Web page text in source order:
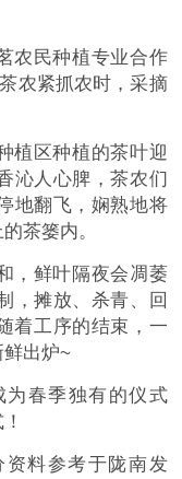
农民种植专业合作
农紧抓农时，采摘
植区种植的茶叶迎
沁人心脾，茶农们
地翻飞，娴熟地将
茶篓内。
，鲜叶隔夜会凋萎
，摊放、杀青、回
着工序的结束，一
出炉~
春季独有的仪式
料参考于陇南发